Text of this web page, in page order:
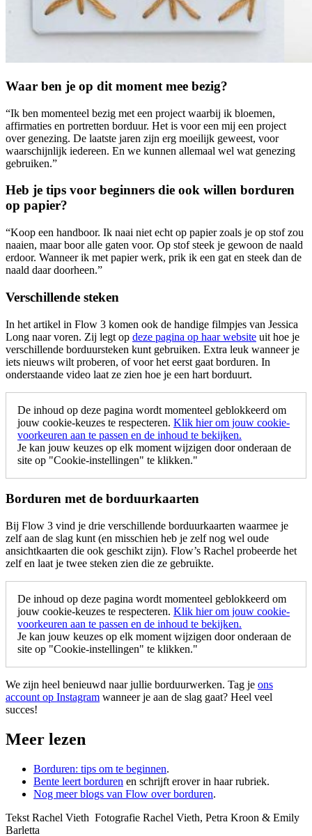
Waar ben je op dit moment mee bezig?
“Ik ben momenteel bezig met een project waarbij ik bloemen,
affirmaties en portretten borduur. Het is voor een mij een project
over genezing. De laatste jaren zijn erg moeilijk geweest, voor
waarschijnlijk iedereen. En we kunnen allemaal wel wat genezing
gebruiken.”
Heb je tips voor beginners die ook willen borduren
op papier?
“Koop een handboor. Ik naai niet echt op papier zoals je op stof zou
naaien, maar boor alle gaten voor. Op stof steek je gewoon de naald
erdoor. Wanneer ik met papier werk, prik ik een gat en steek dan de
naald daar doorheen.”
Verschillende steken
In het artikel in Flow 3 komen ook de handige filmpjes van Jessica
Long naar voren. Zij legt op deze pagina op haar website uit hoe je
verschillende borduursteken kunt gebruiken. Extra leuk wanneer je
iets nieuws wilt proberen, of voor het eerst gaat borduren. In
onderstaande video laat ze zien hoe je een hart borduurt.
De inhoud op deze pagina wordt momenteel geblokkeerd om
jouw cookie-keuzes te respecteren. Klik hier om jouw cookie-
voorkeuren aan te passen en de inhoud te bekijken.
Je kan jouw keuzes op elk moment wijzigen door onderaan de
site op "Cookie-instellingen" te klikken."
Borduren met de borduurkaarten
Bij Flow 3 vind je drie verschillende borduurkaarten waarmee je
zelf aan de slag kunt (en misschien heb je zelf nog wel oude
ansichtkaarten die ook geschikt zijn). Flow’s Rachel probeerde het
zelf en laat je twee steken zien die ze gebruikte.
De inhoud op deze pagina wordt momenteel geblokkeerd om
jouw cookie-keuzes te respecteren. Klik hier om jouw cookie-
voorkeuren aan te passen en de inhoud te bekijken.
Je kan jouw keuzes op elk moment wijzigen door onderaan de
site op "Cookie-instellingen" te klikken."
We zijn heel benieuwd naar jullie borduurwerken. Tag je ons
account op Instagram wanneer je aan de slag gaat? Heel veel
succes!
Meer lezen
Borduren: tips om te beginnen.
Bente leert borduren en schrijft erover in haar rubriek.
Nog meer blogs van Flow over borduren.
Tekst Rachel Vieth Fotografie Rachel Vieth, Petra Kroon & Emily
Barletta